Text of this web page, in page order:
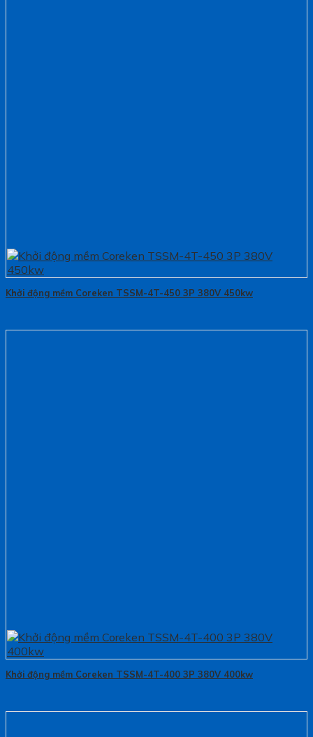
Khởi động mềm Coreken TSSM-4T-450 3P 380V 450kw
Khởi động mềm Coreken TSSM-4T-400 3P 380V 400kw